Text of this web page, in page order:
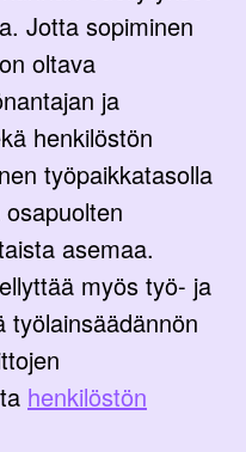
Jotta sopiminen
oltava
ja
henkilöstön
työpaikkatasolla
asemaa.
myös työ- ja
työlainsäädännön
henkilöstön